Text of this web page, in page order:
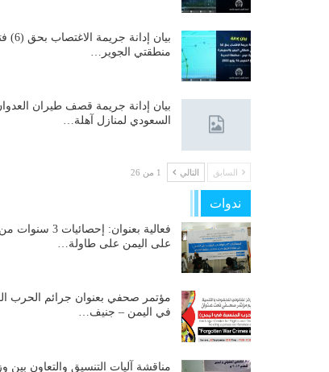
بيان
منطقتي الجوير…
بيان إدانة جريمة قصف طيران
السعودي لمنازل آهلة…
السابق التالي 1 من 26
ندوات
فعالية بعنوان:
على اليمن على طاولة…
مؤتمر صحفي بعنوان جرائم الحرب
في اليمن – جنيف…
مناقشة آليات التنسيق والتعاون بين